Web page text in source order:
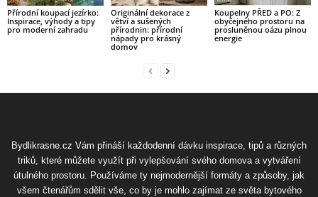
Přírodní koupací jezírko:
Inspirace, výhody a tipy
pro moderní zahradu
Originální dekorace z
větví a sušených
přírodnin: přírodní
nápady pro krásný
domov
Koupelny PŘED a PO: Z
obyčejného prostoru na
prosluněnou oázu plnou
energie
Bydlikrasne.cz Vám přináší každodenní dávku inspirace, tipů a různých
triků, které můžete využít při vylepšování svého domova a vytváření
útulného prostoru. Používáme ty nejmodernější formáty a způsoby, jak
všem čtenářům sdělit vše, co by je mohlo zajímat ze světa bytového